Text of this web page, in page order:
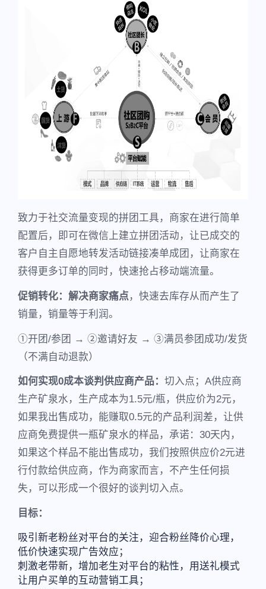
致力于社交流量变现的拼团工具，商家在进行简单
配置后，即可在微信上建立拼团活动，让已成交的
客户自主自愿地转发活动链接凑单成团，让商家在
获得更多订单的同时，快速抢占移动端流量。
促销转化： 解决商家痛点 ，快速去库存从而产生了
销量，销量等于利润。
①开团/参团 → ②邀请好友 → ③满员参团成功/发货
（不满自动退款）
如何实现0成本谈判供应商产品： 切入点；A供应商
生产矿泉水，生产成本为1.5元/瓶，供应价为2元，
如果我出售成功，能赚取0.5元的产品利润差，让供
应商免费提供一瓶矿泉水的样品，承诺：30天内，
如果这个样品不能出售成功，我们按照供应价2元进
行付款给供应商，作为商家而言，不产生任何损
失，可以形成一个很好的谈判切入点。
目标：
吸引新老粉丝对平台的关注，迎合粉丝降价心理，
低价快速实现广告效应；
刺激老带新，增加老生对平台的粘性，用送礼模式
让用户买单的互动营销工具；